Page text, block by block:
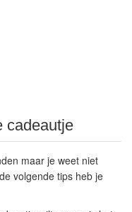
cadeautje
maar je weet niet
volgende tips heb je